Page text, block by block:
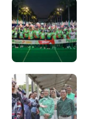
i
o
n